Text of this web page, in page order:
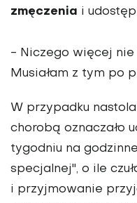
zmęczenia i
- Niczego więcej nie
Musiałam z tym po
W przypadku
chorobą oznaczało
tygodniu na
specjalnej", o ile
i przyjmowanie